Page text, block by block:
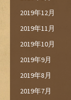
2019年12月
2019年11月
2019年10月
2019年9月
2019年8月
2019年7月